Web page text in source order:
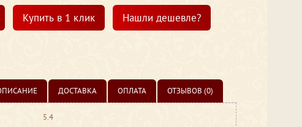
Купить в 1 клик Нашли дешевле?
ДОСТАВКА ОПЛАТА ОТЗЫВОВ (0)
5.4